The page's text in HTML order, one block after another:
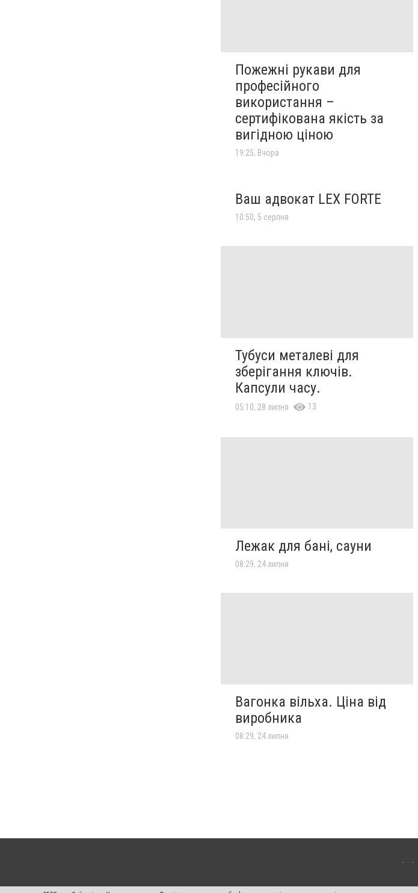
Пожежні рукави для
професійного
викоpистання –
сертифікована якість за
вигідною ціною
19:25, Вчора
Ваш адвокат LEX FORTE
10:50, 5 серпня
Тубуси металеві для
зберігання ключів.
Капсули часу.
05:10, 28 липня 13
Лежак для бані, сауни
08:29, 24 липня
Вагонка вільха. Ціна від
виробника
08:29, 24 липня